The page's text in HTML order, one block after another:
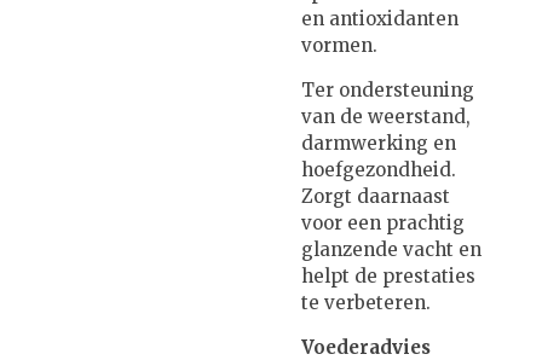
en antioxidanten
vormen.
Ter ondersteuning
van de weerstand,
darmwerking en
hoefgezondheid.
Zorgt daarnaast
voor een prachtig
glanzende vacht en
helpt de prestaties
te verbeteren.
Voederadvies